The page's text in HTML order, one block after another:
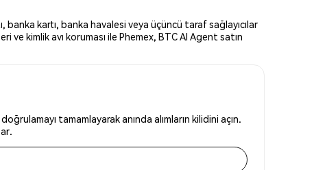
banka kartı, banka havalesi veya üçüncü taraf sağlayıcılar
kimlik avı koruması ile Phemex, BTC AI Agent satın
tamamlayarak anında alımların kilidini açın.